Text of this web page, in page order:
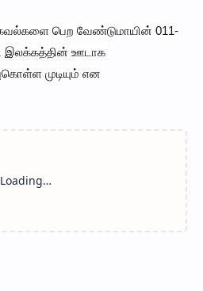
பெற வேண்டுமாயின் 011-
இலக்கத்தின் ஊடாக
முடியும் என